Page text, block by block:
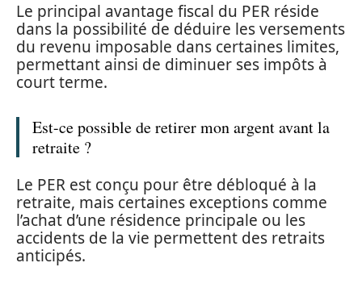
Le principal avantage fiscal du PER réside
dans la possibilité de déduire les versements
du revenu imposable dans certaines limites,
permettant ainsi de diminuer ses impôts à
court terme.
Est-ce possible de retirer mon argent avant la
retraite ?
Le PER est conçu pour être débloqué à la
retraite, mais certaines exceptions comme
l’achat d’une résidence principale ou les
accidents de la vie permettent des retraits
anticipés.